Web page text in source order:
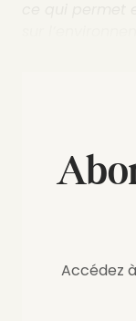
Accédez